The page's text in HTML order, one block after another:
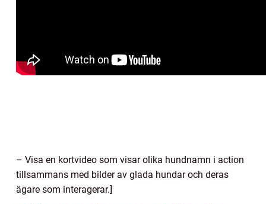
– Visa en kortvideo som visar olika hundnamn i action
tillsammans med bilder av glada hundar och deras
ägare som interagerar.]